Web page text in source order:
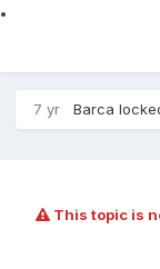
7 yr Barca
This topic is